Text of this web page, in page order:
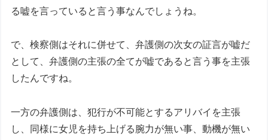
る嘘を言っていると言う事なんでしょうね。
で、検察側はそれに併せて、弁護側の次女の証言が嘘だ
として、弁護側の主張の全てが嘘であると言う事を主張
したんですね。
一方の弁護側は、犯行が不可能とするアリバイを主張
し、同様に女児を持ち上げる腕力が無い事、動機が無い